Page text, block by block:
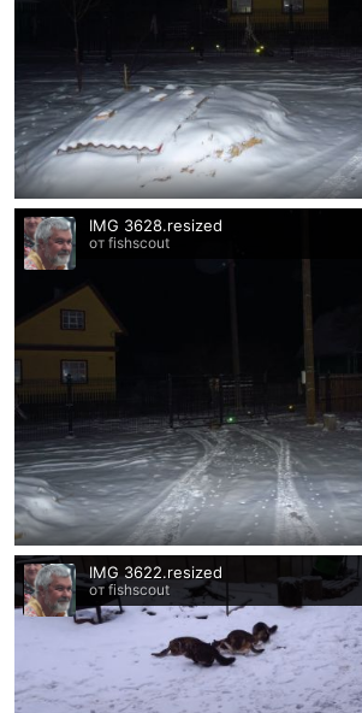
IMG 3628.resized
от fishscout
IMG 3622.resized
от fishscout